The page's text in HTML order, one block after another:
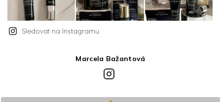
Sledovat na Instagramu
Marcela Bažantová
Instagram